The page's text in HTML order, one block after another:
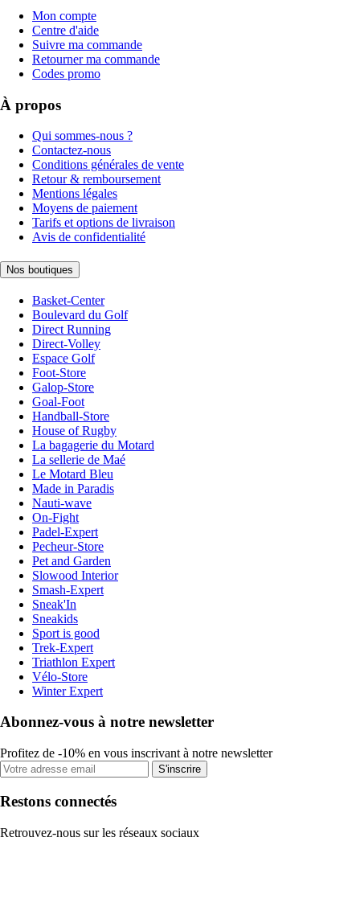
Mon compte
Centre d'aide
Suivre ma commande
Retourner ma commande
Codes promo
À propos
Qui sommes-nous ?
Contactez-nous
Conditions générales de vente
Retour & remboursement
Mentions légales
Moyens de paiement
Tarifs et options de livraison
Avis de confidentialité
Nos boutiques
Basket-Center
Boulevard du Golf
Direct Running
Direct-Volley
Espace Golf
Foot-Store
Galop-Store
Goal-Foot
Handball-Store
House of Rugby
La bagagerie du Motard
La sellerie de Maé
Le Motard Bleu
Made in Paradis
Nauti-wave
On-Fight
Padel-Expert
Pecheur-Store
Pet and Garden
Slowood Interior
Smash-Expert
Sneak'In
Sneakids
Sport is good
Trek-Expert
Triathlon Expert
Vélo-Store
Winter Expert
Abonnez-vous à notre newsletter
Profitez de -10% en vous inscrivant à notre newsletter
S'inscrire
Restons connectés
Retrouvez-nous sur les réseaux sociaux